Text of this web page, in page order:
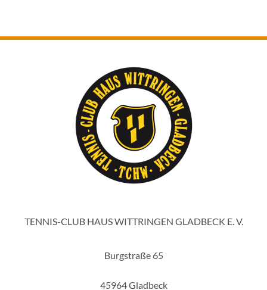
TENNIS-CLUB HAUS WITTRINGEN GLADBECK E. V.
Burgstraße 65
45964 Gladbeck